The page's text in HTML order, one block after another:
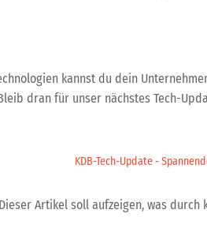
kannst du dein
dran für unser nächstes Tech-
KDB-Tech-Update -
Artikel soll aufzeigen, was durch